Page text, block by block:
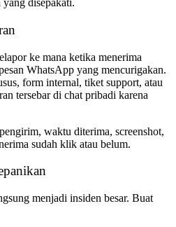
disepakati.
ke mana ketika menerima
WhatsApp yang mencurigakan.
form internal, tiket support, atau
tersebar di chat pribadi karena
waktu diterima, screenshot,
sudah klik atau belum.
menjadi insiden besar. Buat